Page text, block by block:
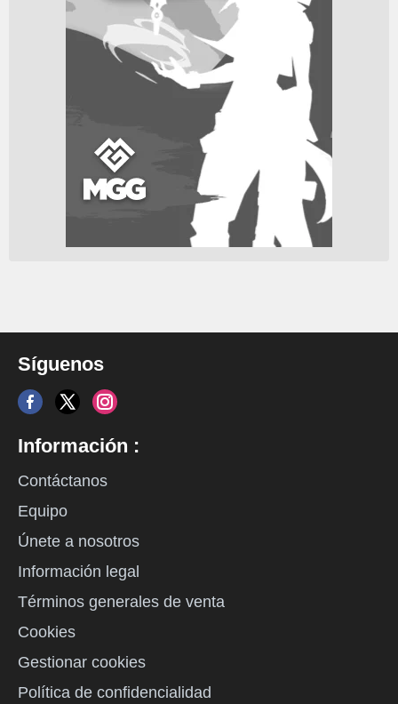
Síguenos
Información :
Contáctanos
Equipo
Únete a nosotros
Información legal
Términos generales de venta
Cookies
Gestionar cookies
Política de confidencialidad